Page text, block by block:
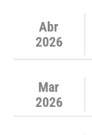
Abr
2026
Mar
2026